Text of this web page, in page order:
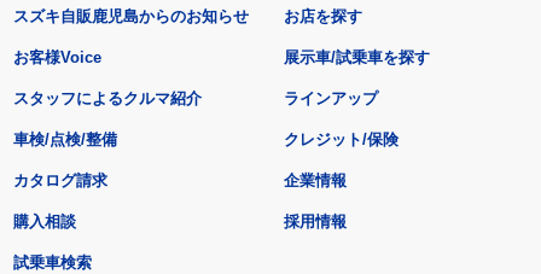
スズキ自販鹿児島からのお知らせ
お客様Voice
スタッフによるクルマ紹介
お店を探す
展示車/試乗車を探す
ラインアップ
車検/点検/整備 クレジット/保険
カタログ請求
購入相談
試乗車検索
企業情報
採用情報